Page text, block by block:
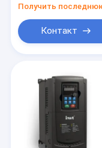
Frequency Inverter
118x185x157mm
Контакт